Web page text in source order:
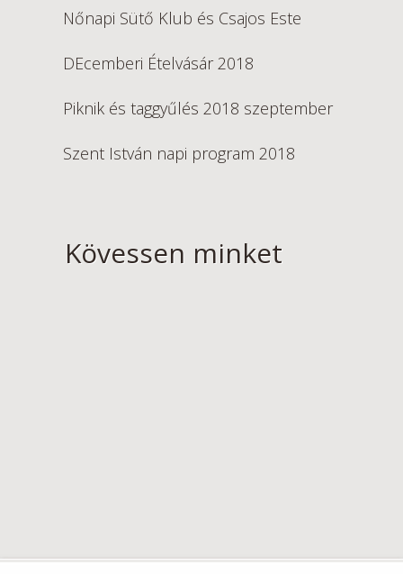
Nőnapi Sütő Klub és Csajos Este
DEcemberi Ételvásár 2018
Piknik és taggyűlés 2018 szeptember
Szent István napi program 2018
Kövessen minket